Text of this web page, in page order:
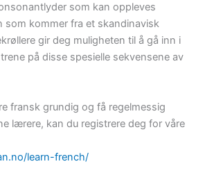
som kan oppleves
som kommer fra et skandinavisk
gir deg muligheten til å gå inn i
på disse spesielle sekvensene av
fransk grundig og få regelmessig
lærere, kan du registrere deg for våre
learn-french/